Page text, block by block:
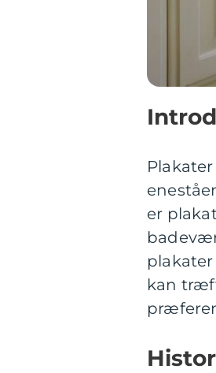
er
kan